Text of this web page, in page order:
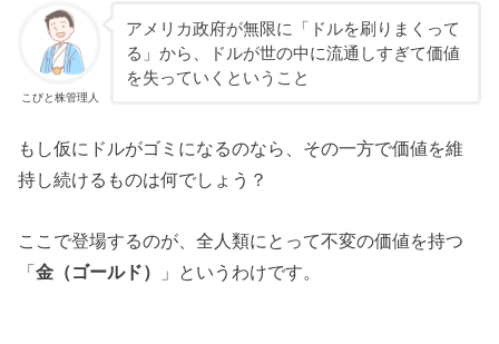
こびと株管理人
アメリカ政府が無限に「ドルを刷りまくって
る」から、ドルが世の中に流通しすぎて価値
を失っていくということ
もし仮にドルがゴミになるのなら、その一方で価値を維
持し続けるものは何でしょう？
ここで登場するのが、全人類にとって不変の価値を持つ
「金（ゴールド） 」というわけです。